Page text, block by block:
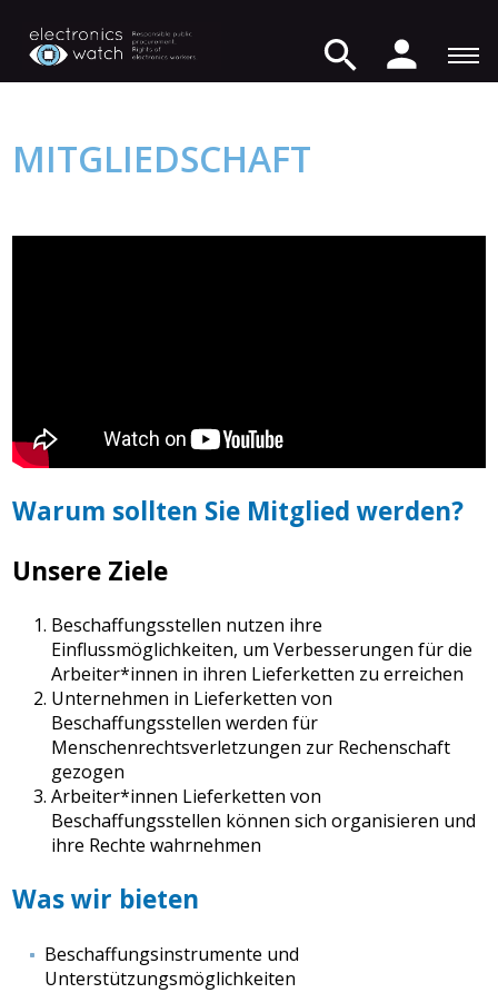
MITGLIEDSCHAFT
Warum sollten Sie Mitglied werden?
Unsere Ziele
Beschaffungsstellen nutzen ihre
Einflussmöglichkeiten, um Verbesserungen für die
Arbeiter*innen in ihren Lieferketten zu erreichen
Unternehmen in Lieferketten von
Beschaffungsstellen werden für
Menschenrechtsverletzungen zur Rechenschaft
gezogen
Arbeiter*innen Lieferketten von
Beschaffungsstellen können sich organisieren und
ihre Rechte wahrnehmen
Was wir bieten
Beschaffungsinstrumente und
Unterstützungsmöglichkeiten